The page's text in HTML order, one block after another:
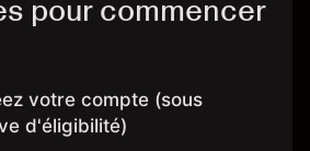
pour commencer
votre compte (sous
d'éligibilité)